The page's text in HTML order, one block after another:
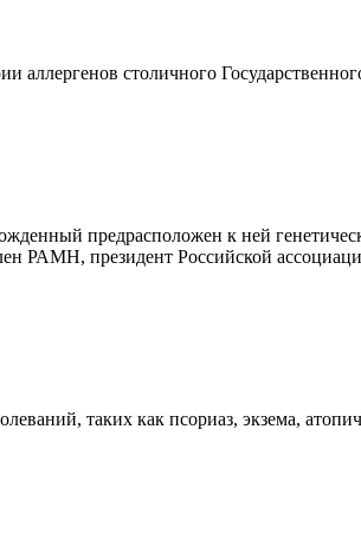
аллергенов столичного
предрасположен к ней
РАМН, президент Российской
таких как псориаз, экзема,